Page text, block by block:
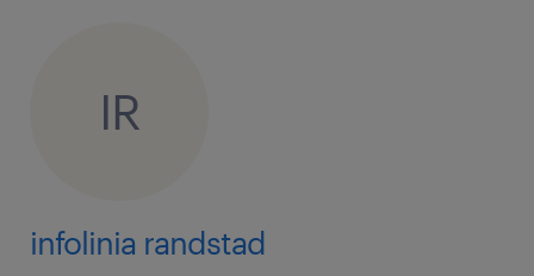
досвіду роботи на схожій посаді
IR
infolinia randstad